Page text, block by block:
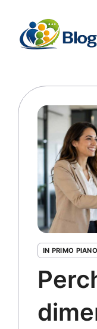
contenuto
IN PRIMO PIANO